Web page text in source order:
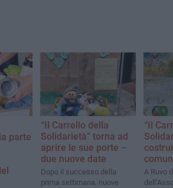
parte
“Il Carrello della
Solidarietà” torna ad
aprire le sue porte –
due nuove date
Dopo il successo della
prima settimana, nuove
“Il
A Ruvo